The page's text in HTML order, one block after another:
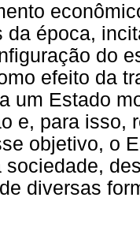
da época,
do
efeito da
um Estado
e, para isso,
objetivo, o
sociedade,
diversas